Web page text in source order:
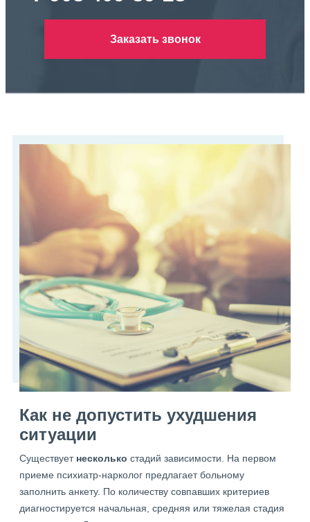
Заказать звонок
Как не допустить ухудшения
ситуации
Существует несколько стадий зависимости. На первом
приеме психиатр-нарколог предлагает больному
заполнить анкету. По количеству совпавших критериев
диагностируется начальная, средняя или тяжелая стадия